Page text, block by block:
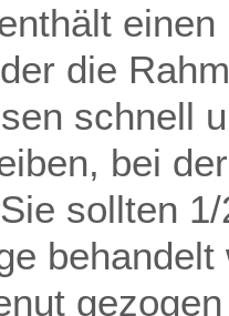
die
schnell
bei
sollten